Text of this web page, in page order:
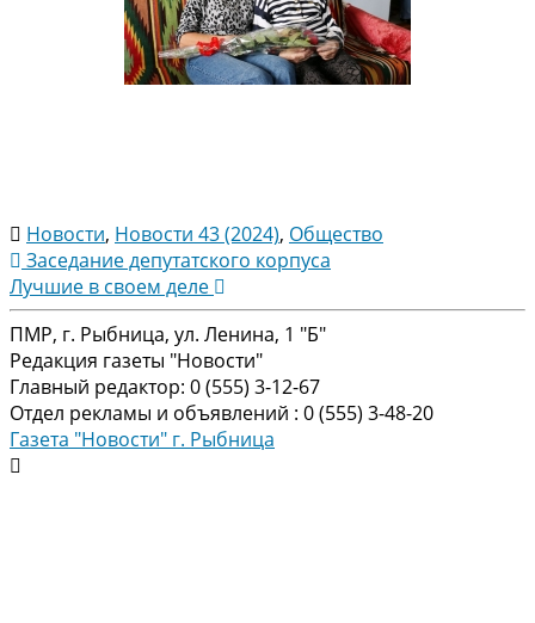
Новости, Новости 43 (2024), Общество
Навигация
по
записям
Заседание депутатского корпуса
Лучшие в своем деле
ПМР, г. Рыбница, ул. Ленина, 1 "Б"
Редакция газеты "Новости"
Главный редактор: 0 (555) 3-12-67
Отдел рекламы и объявлений : 0 (555) 3-48-20
Газета "Новости" г. Рыбница